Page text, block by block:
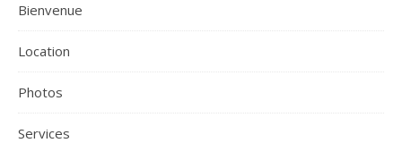
Bienvenue
Location
Photos
Services